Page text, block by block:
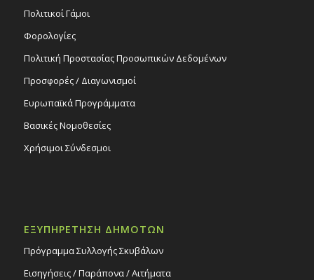
Πολιτικοί Γάμοι
Φορολογίες
Πολιτική Προστασίας Προσωπικών Δεδομένων
Προσφορές / Διαγωνισμοί
Ευρωπαϊκά Προγράμματα
Βασικές Νομοθεσίες
Χρήσιμοι Σύνδεσμοι
ΕΞΥΠΗΡΕΤΗΣΗ ΔΗΜΟΤΩΝ
Πρόγραμμα Συλλογής Σκυβάλων
Εισηγήσεις / Παράπονα / Αιτήματα